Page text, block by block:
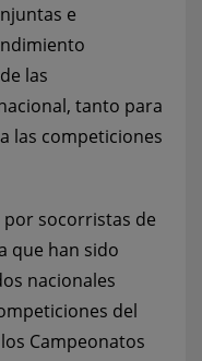
e
las
tanto para
las competiciones
socorristas de
que han sido
nacionales
del
Campeonatos